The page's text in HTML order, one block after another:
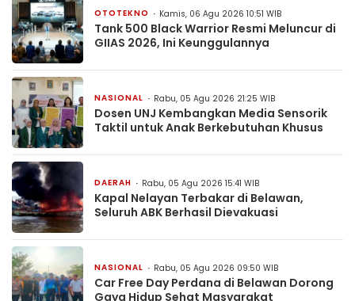
OTOTEKNO Kamis, 06 Agu 2026 10:51 WIB
Tank 500 Black Warrior Resmi Meluncur di
GIIAS 2026, Ini Keunggulannya
NASIONAL Rabu, 05 Agu 2026 21:25 WIB
Dosen UNJ Kembangkan Media Sensorik
Taktil untuk Anak Berkebutuhan Khusus
DAERAH Rabu, 05 Agu 2026 15:41 WIB
Kapal Nelayan Terbakar di Belawan,
Seluruh ABK Berhasil Dievakuasi
NASIONAL Rabu, 05 Agu 2026 09:50 WIB
Car Free Day Perdana di Belawan Dorong
Gaya Hidup Sehat Masyarakat